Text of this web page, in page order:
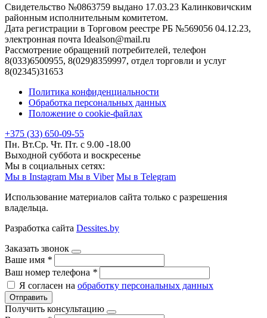
Свидетельство №0863759 выдано 17.03.23 Калинковичским
районным исполнительным комитетом.
Дата регистрации в Торговом реестре РБ №569056 04.12.23,
электронная почта Idealson@mail.ru
Рассмотрение обращений потребителей, телефон
8(033)6500955, 8(029)8359997, отдел торговли и услуг
8(02345)31653
Политика конфиденциальности
Обработка персональных данных
Положение о cookie-файлах
+375 (33) 650-09-55
Пн. Вт.Ср. Чт. Пт. с 9.00 -18.00
Выходной суббота и воскресенье
Мы в социальных сетях:
Мы в Instagram Мы в Viber Мы в Telegram
Использование материалов сайта только с разрешения
владельца.
Разработка сайта Dessites.by
Заказать звонок
Ваше имя *
Ваш номер телефона *
Я согласен на обработку персональных данных
Отправить
Получить консультацию